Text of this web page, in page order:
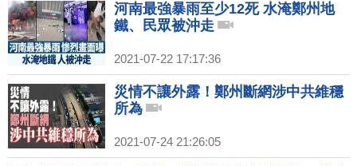
河南最強暴雨至少12死 水淹鄭州地
鐵、民眾被沖走
2021-07-22 17:17:36
災情不讓外露！鄭州斷網涉中共維穩
所為
2021-07-24 21:26:05